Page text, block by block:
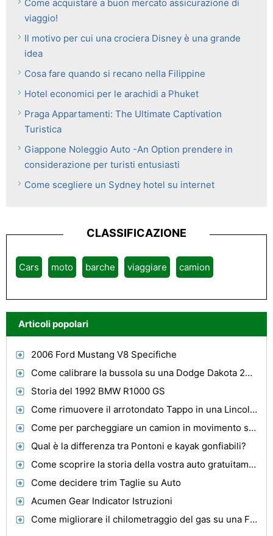
Come acquistare a buon mercato assicurazione di
viaggio!
Il motivo per cui una crociera Disney è una grande
idea
Cosa fare quando si recano nella Filippine
Hotel economici per le arachidi a Phuket
Praga Appartamenti: The Ultimate Captivation
Turistica
Giappone Noleggio Auto -An Option prendere in
considerazione per turisti entusiasti
Come scegliere un Sydney hotel su internet
CLASSIFICAZIONE
Cars moto barche viaggiare camion
Articoli popolari
2006 Ford Mustang V8 Specifiche
Come calibrare la bussola su una Dodge Dakota 2006
Storia del 1992 BMW R1000 GS
Come rimuovere il arrotondato Tappo in una Lincoln LS 2005
Come per parcheggiare un camion in movimento su una strada residenziale Pernottamento
Qual è la differenza tra Pontoni e kayak gonfiabili?
Come scoprire la storia della vostra auto gratuitamente
Come decidere trim Taglie su Auto
Acumen Gear Indicator Istruzioni
Come migliorare il chilometraggio del gas su una F150 1997